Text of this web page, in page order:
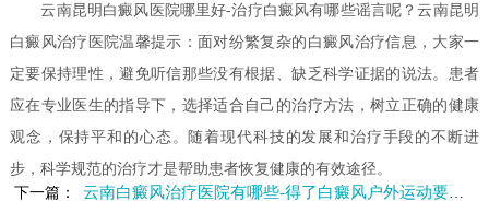
云南昆明白癜风医院哪里好-治疗白癜风有哪些谣言呢？云南昆明
白癜风治疗医院温馨提示：面对纷繁复杂的白癜风治疗信息，大家一
定要保持理性，避免听信那些没有根据、缺乏科学证据的说法。患者
应在专业医生的指导下，选择适合自己的治疗方法，树立正确的健康
观念，保持平和的心态。随着现代科技的发展和治疗手段的不断进
步，科学规范的治疗才是帮助患者恢复健康的有效途径。
下一篇：
云南白癜风治疗医院有哪些-得了白癜风户外运动要注意什么